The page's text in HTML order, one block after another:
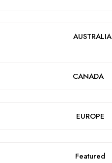
AUSTRALIA
CANADA
EUROPE
Featured